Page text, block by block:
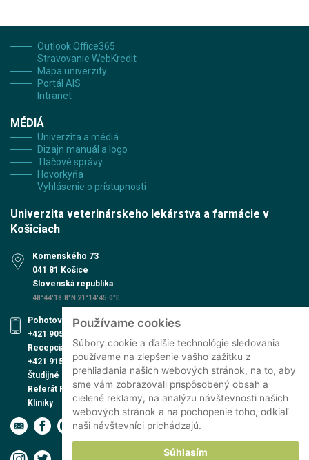
Používame cookies
Súbory cookie a ďalšie technológie sledovania
používame na zlepšenie vášho zážitku z
prehliadania našich webových stránok, na to, aby
sme vám zobrazovali prispôsobený obsah a
cielené reklamy, na analýzu návštevnosti našich
webových stránok a na pochopenie toho, odkiaľ
naši návštevníci prichádzajú.
Súhlasím
Outlook Office365
Stravovanie WebKredit
Mapa univerzity
Portál AIS
Intranet
MÉDIÁ
Univerzita a médiá
Dizajn manuál a logo
Tlačové správy
Hovorkyňa
Vyhlásenie o prístupnosti
Univerzita veterinárskeho lekárstva a farmácie v
Košiciach
Komenského 73
041 81 Košice
Slovenská republika
48°44'18.8"N 21°14'45.0"E
Pohotovosť UVN
+421 905 579 559
Recepcia UVN
+421 915 991 474
Študijné oddelenie
Referát PhD. štúdia
Kliniky